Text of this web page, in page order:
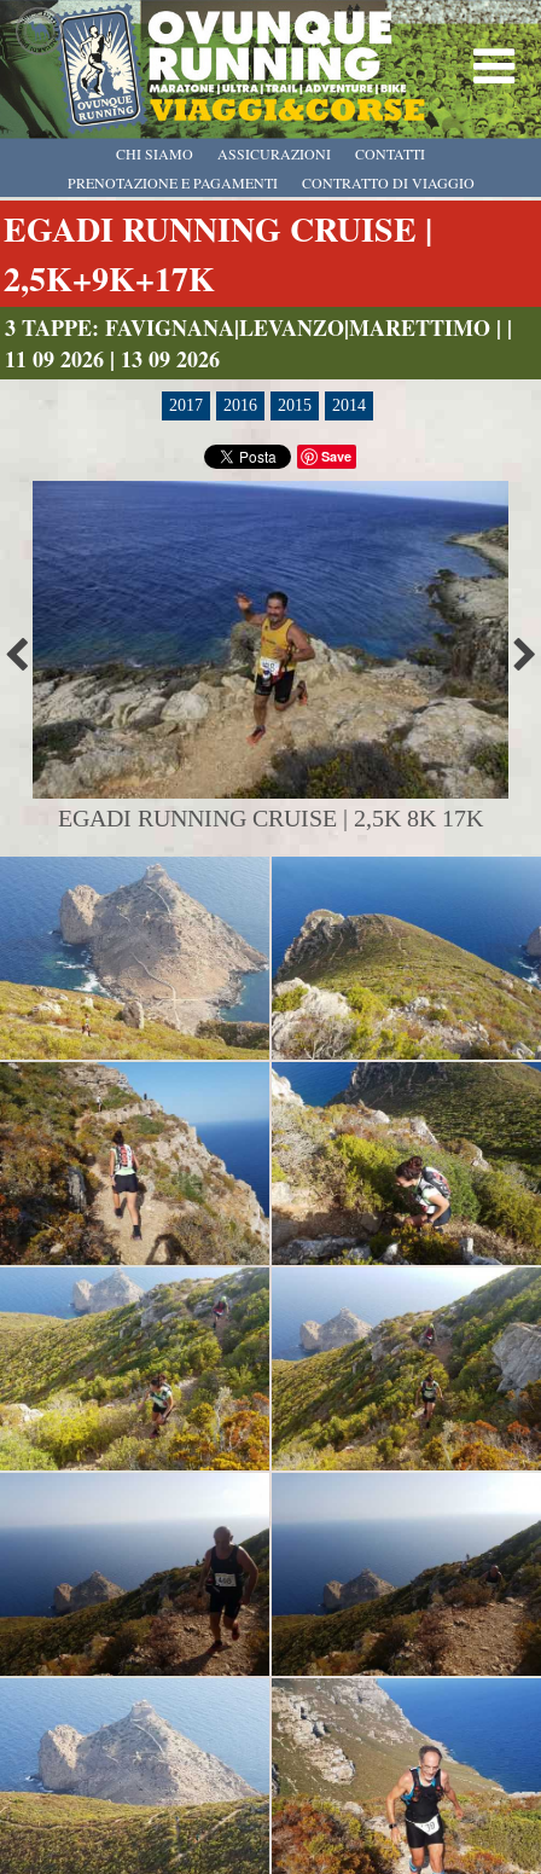
CHI SIAMO
PRENOTAZIONE E PAGAMENTI
CONTRATTO DI VIAGGIO
ASSICURAZIONI CONTATTI
EGADI RUNNING CRUISE |
2,5K+9K+17K
3 TAPPE: FAVIGNANA|LEVANZO|MARETTIMO | |
11 09 2026 | 13 09 2026
2017 2016 2015 2014
Save
EGADI RUNNING CRUISE | 2,5K 8K 17K